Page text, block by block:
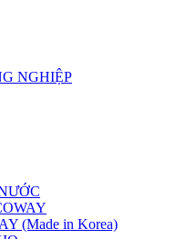
NGHIỆP
(Made in Korea)